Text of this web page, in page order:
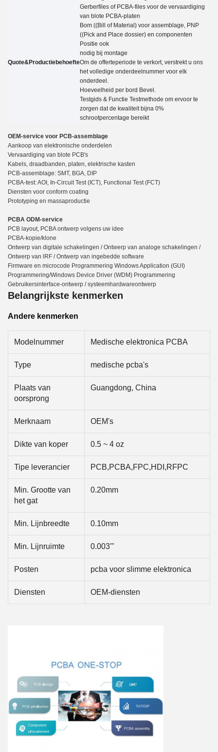
Quote&Productiebehoefte
Gerberfiles of PCBA-files voor de vervaardiging
van blote PCBA-platen
Bom ((Bill of Material) voor assemblage, PNP
((Pick and Place dossier) en componenten
Positie ook
nodig bij montage
Om de offerteperiode te verkort, verstrekt u ons
het volledige onderdeelnummer voor elk
onderdeel.
Hoeveelheid per bord Bevel.
Testgids & Functie Testmethode om ervoor te
zorgen dat de kwaliteit bijna 0%
schrootpercentage bereikt
OEM-service voor PCB-assemblage
Aankoop van elektronische onderdelen
Vervaardiging van blote PCB's
Kabels, draadbanden, platen, elektrische kasten
PCB-assemblage: SMT, BGA, DIP
PCBA-test: AOI, In-Circuit Test (ICT), Functional Test (FCT)
Diensten voor conform coating
Prototyping en massaproductie
PCBA ODM-service
PCB layout, PCBA ontwerp volgens uw idee
PCBA-kopie/klone
Ontwerp van digitale schakelingen / Ontwerp van analoge schakelingen /
Ontwerp van lRF / Ontwerp van ingebedde software
Firmware en microcode Programmering Windows Application (GUI)
Programmering/Windows Device Driver (WDM) Programmering
Gebruikersinterface-ontwerp / systeemhardwareontwerp
Belangrijkste kenmerken
Andere kenmerken
Modelnummer Medische elektronica PCBA
Type medische pcba's
Plaats van
oorsprong
Guangdong, China
Merknaam OEM's
Dikte van koper 0.5 ~ 4 oz
Tipe leverancier PCB,PCBA,FPC,HDI,RFPC
Min. Grootte van
het gat
0.20mm
Min. Lijnbreedte 0.10mm
Min. Lijnruimte 0.003'"
Posten pcba voor slimme elektronica
Diensten OEM-diensten